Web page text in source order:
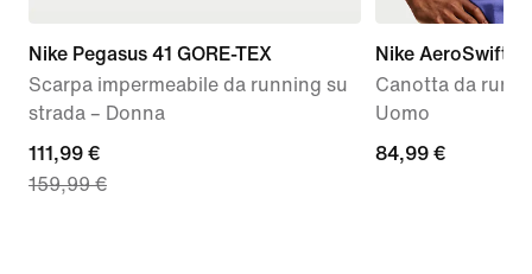
Nike Pegasus 41 GORE-TEX
Scarpa impermeabile da running su
strada – Donna
current
price
111,99 €
159,99 €
Nike AeroSwift
Canotta da
Uomo
84,99
84,99 €